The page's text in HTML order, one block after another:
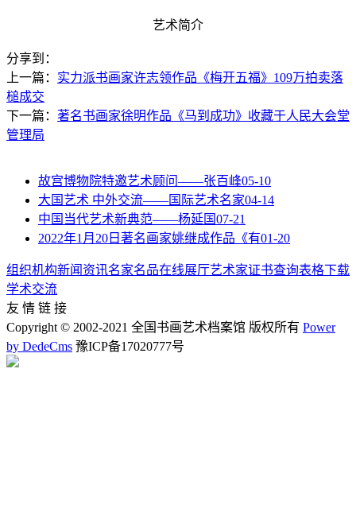
艺术简介
分享到：
上一篇： 实力派书画家许志领作品《梅开五福》109万拍卖落
槌成交
下一篇： 著名书画家徐明作品《马到成功》收藏于人民大会堂
管理局
故宫博物院特邀艺术顾问——张百峰05-10
大国艺术 中外交流——国际艺术名家04-14
中国当代艺术新典范——杨延国07-21
2022年1月20日著名画家姚继成作品《有01-20
组织机构新闻资讯名家名品在线展厅艺术家证书查询表格下载
学术交流
友 情 链 接
Copyright © 2002-2021 全国书画艺术档案馆 版权所有 Power
by DedeCms 豫ICP备17020777号